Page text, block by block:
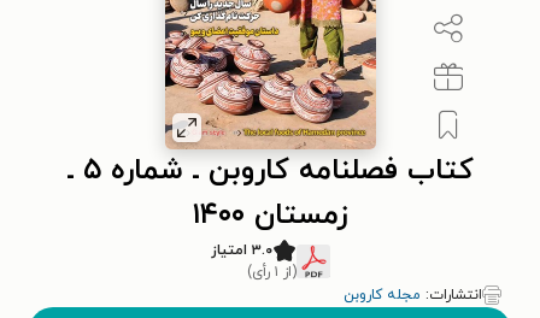
کتاب فصلنامه کاروبن ـ شماره ۵ ـ
زمستان ۱۴۰۰
۳.۰ امتیاز
(از ۱ رأی)
انتشارات: مجله کاروبن